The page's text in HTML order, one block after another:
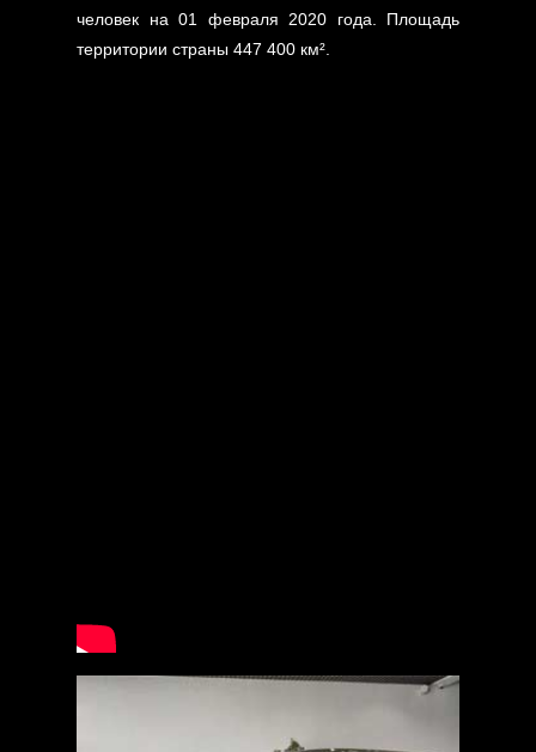
человек на 01 февраля 2020 года. Площадь
территории страны 447 400 км².